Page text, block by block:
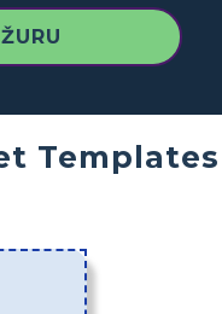
Templates